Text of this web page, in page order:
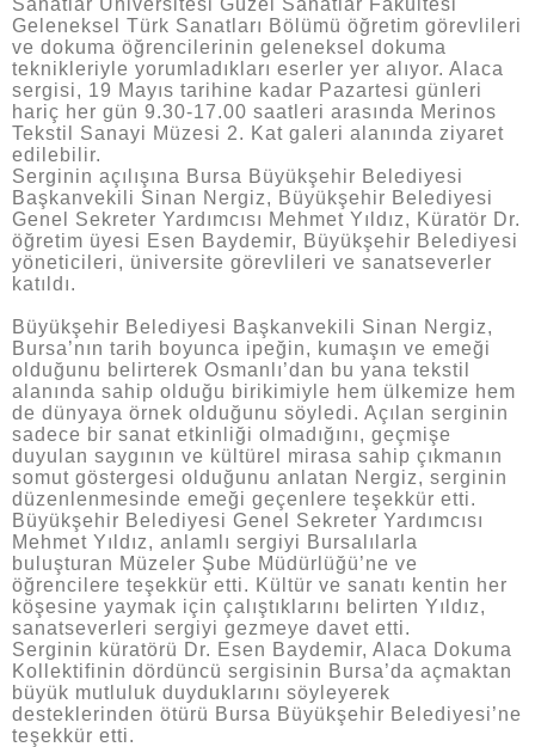
Geleneksel Türk Sanatları Bölümü öğretim görevlileri
ve dokuma öğrencilerinin geleneksel dokuma
teknikleriyle yorumladıkları eserler yer alıyor. Alaca
sergisi, 19 Mayıs tarihine kadar Pazartesi günleri
hariç her gün 9.30-17.00 saatleri arasında Merinos
Tekstil Sanayi Müzesi 2. Kat galeri alanında ziyaret
edilebilir.
Serginin açılışına Bursa Büyükşehir Belediyesi
Başkanvekili Sinan Nergiz, Büyükşehir Belediyesi
Genel Sekreter Yardımcısı Mehmet Yıldız, Küratör Dr.
öğretim üyesi Esen Baydemir, Büyükşehir Belediyesi
yöneticileri, üniversite görevlileri ve sanatseverler
katıldı.
Büyükşehir Belediyesi Başkanvekili Sinan Nergiz,
Bursa’nın tarih boyunca ipeğin, kumaşın ve emeği
olduğunu belirterek Osmanlı’dan bu yana tekstil
alanında sahip olduğu birikimiyle hem ülkemize hem
de dünyaya örnek olduğunu söyledi. Açılan serginin
sadece bir sanat etkinliği olmadığını, geçmişe
duyulan saygının ve kültürel mirasa sahip çıkmanın
somut göstergesi olduğunu anlatan Nergiz, serginin
düzenlenmesinde emeği geçenlere teşekkür etti.
Büyükşehir Belediyesi Genel Sekreter Yardımcısı
Mehmet Yıldız, anlamlı sergiyi Bursalılarla
buluşturan Müzeler Şube Müdürlüğü’ne ve
öğrencilere teşekkür etti. Kültür ve sanatı kentin her
köşesine yaymak için çalıştıklarını belirten Yıldız,
sanatseverleri sergiyi gezmeye davet etti.
Serginin küratörü Dr. Esen Baydemir, Alaca Dokuma
Kollektifinin dördüncü sergisinin Bursa’da açmaktan
büyük mutluluk duyduklarını söyleyerek
desteklerinden ötürü Bursa Büyükşehir Belediyesi’ne
teşekkür etti.